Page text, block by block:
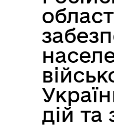
допомога
дій та